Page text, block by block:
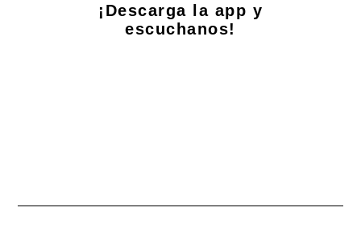
¡Descarga la app y
escuchanos!